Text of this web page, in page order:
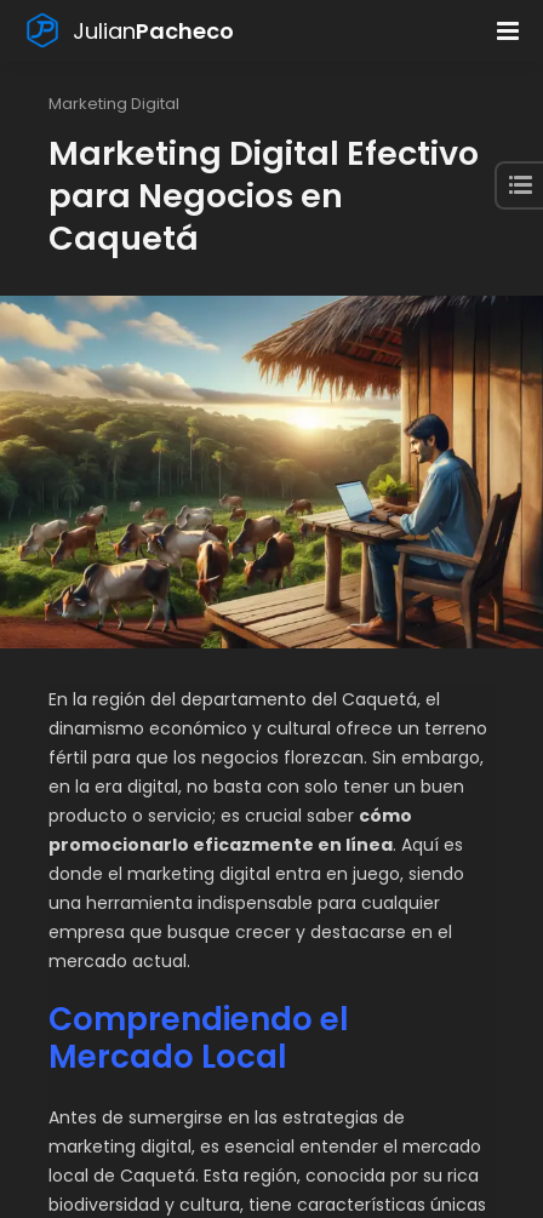
JulianPacheco
Marketing Digital
Marketing Digital Efectivo
para Negocios en
Caquetá
En la región del departamento del Caquetá, el
dinamismo económico y cultural ofrece un terreno
fértil para que los negocios florezcan. Sin embargo,
en la era digital, no basta con solo tener un buen
producto o servicio; es crucial saber cómo
promocionarlo eficazmente en línea. Aquí es
donde el marketing digital entra en juego, siendo
una herramienta indispensable para cualquier
empresa que busque crecer y destacarse en el
mercado actual.
Comprendiendo el
Mercado Local
Antes de sumergirse en las estrategias de
marketing digital, es esencial entender el mercado
local de Caquetá. Esta región, conocida por su rica
biodiversidad y cultura, tiene características únicas